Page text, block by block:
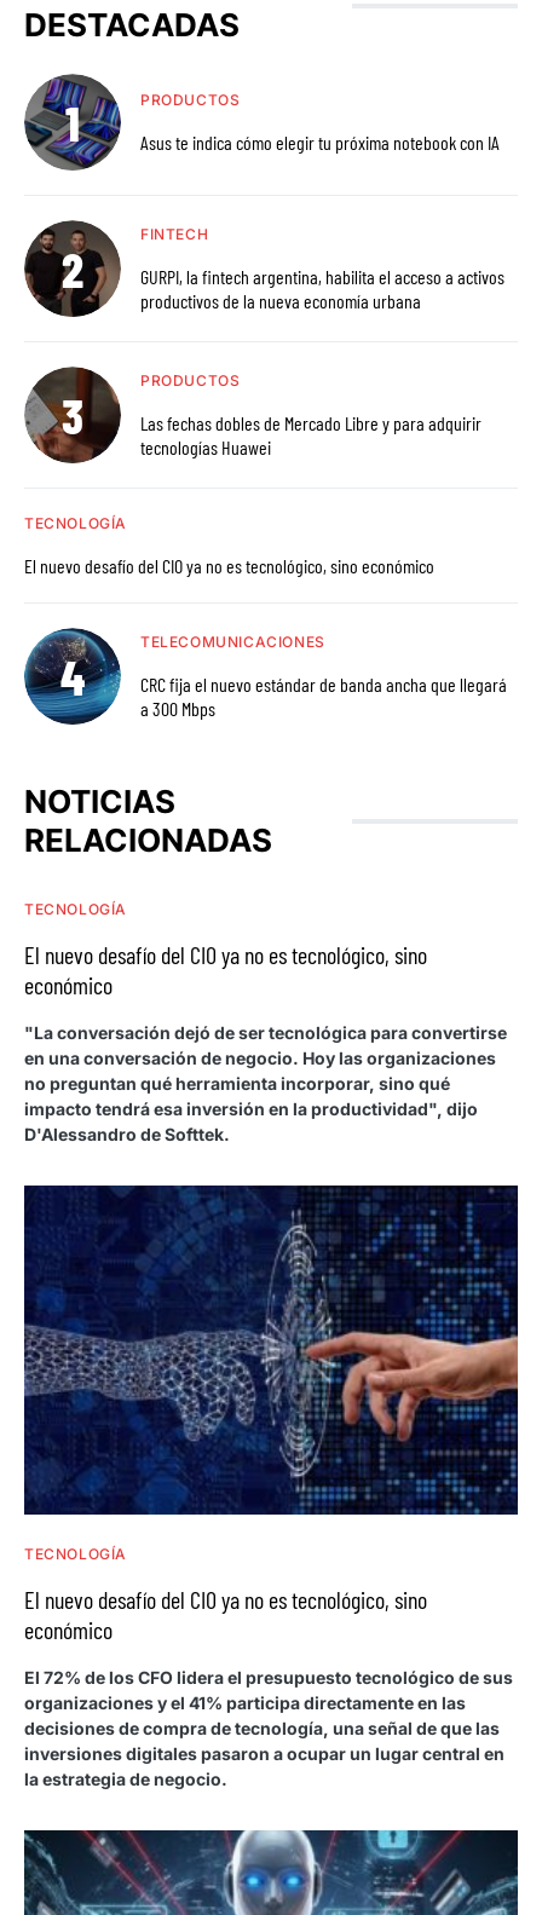
DESTACADAS
PRODUCTOS
Asus te indica cómo elegir tu próxima notebook con IA
FINTECH
GURPI, la fintech argentina, habilita el acceso a activos
productivos de la nueva economía urbana
PRODUCTOS
Las fechas dobles de Mercado Libre y para adquirir
tecnologías Huawei
TECNOLOGÍA
El nuevo desafío del CIO ya no es tecnológico, sino económico
TELECOMUNICACIONES
CRC fija el nuevo estándar de banda ancha que llegará
a 300 Mbps
NOTICIAS
RELACIONADAS
TECNOLOGÍA
El nuevo desafío del CIO ya no es tecnológico, sino
económico
"La conversación dejó de ser tecnológica para convertirse
en una conversación de negocio. Hoy las organizaciones
no preguntan qué herramienta incorporar, sino qué
impacto tendrá esa inversión en la productividad", dijo
D'Alessandro de Softtek.
TECNOLOGÍA
El nuevo desafío del CIO ya no es tecnológico, sino
económico
El 72% de los CFO lidera el presupuesto tecnológico de sus
organizaciones y el 41% participa directamente en las
decisiones de compra de tecnología, una señal de que las
inversiones digitales pasaron a ocupar un lugar central en
la estrategia de negocio.